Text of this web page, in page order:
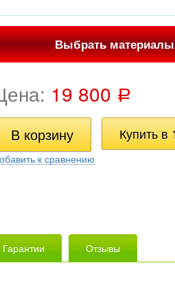
Выбрать
19 800 Р
к сравнению
Гарантии Отзывы